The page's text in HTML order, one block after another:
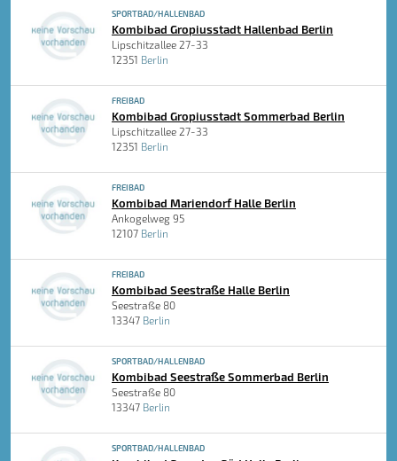
SPORTBAD/HALLENBAD
Kombibad Gropiusstadt Hallenbad Berlin
Lipschitzallee 27-33
12351 Berlin
FREIBAD
Kombibad Gropiusstadt Sommerbad Berlin
Lipschitzallee 27-33
12351 Berlin
FREIBAD
Kombibad Mariendorf Halle Berlin
Ankogelweg 95
12107 Berlin
FREIBAD
Kombibad Seestraße Halle Berlin
Seestraße 80
13347 Berlin
SPORTBAD/HALLENBAD
Kombibad Seestraße Sommerbad Berlin
Seestraße 80
13347 Berlin
SPORTBAD/HALLENBAD